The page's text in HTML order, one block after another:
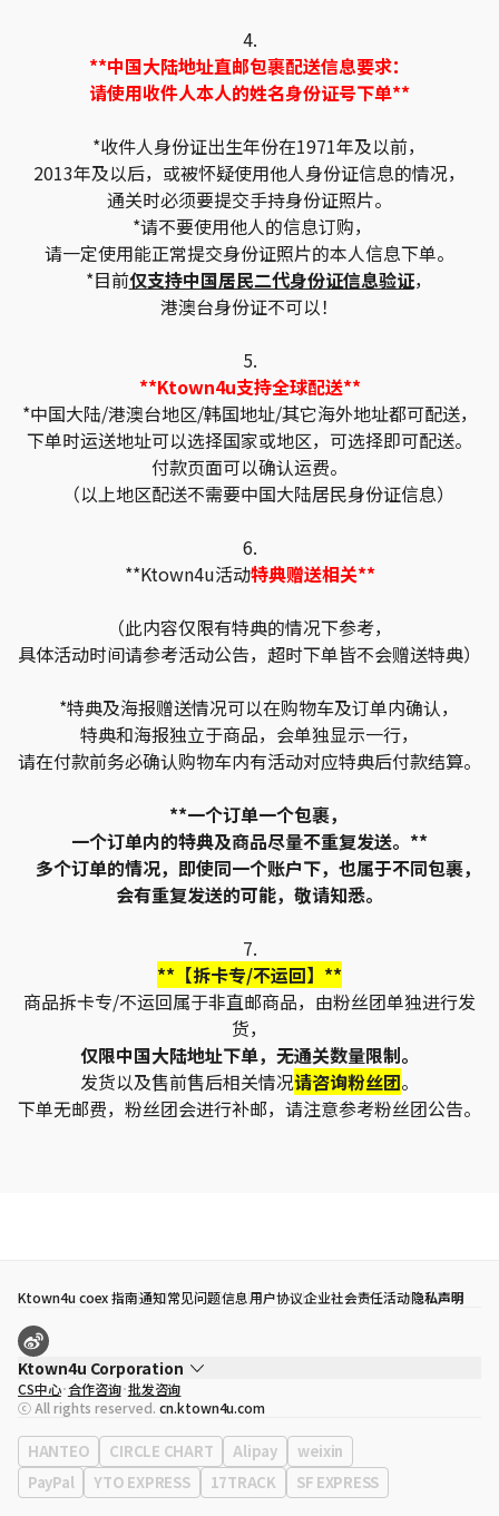
4.
**中国大陆地址直邮包裹配送信息要求：
请使用收件人本人的姓名身份证号下单**
*收件人身份证出生年份在1971年及以前，
2013年及以后，或被怀疑使用他人身份证信息的情况，
通关时必须要提交手持身份证照片。
*请不要使用他人的信息订购，
请一定使用能正常提交身份证照片的本人信息下单。
*目前仅支持中国居民二代身份证信息验证，
港澳台身份证不可以！
5.
**Ktown4u支持全球配送**
*中国大陆/港澳台地区/韩国地址/其它海外地址都可配送，
下单时运送地址可以选择国家或地区，可选择即可配送。
付款页面可以确认运费。
（以上地区配送不需要中国大陆居民身份证信息）
6.
**Ktown4u活动特典赠送相关**
（此内容仅限有特典的情况下参考，
具体活动时间请参考活动公告，超时下单皆不会赠送特典）
*特典及海报赠送情况可以在购物车及订单内确认，
特典和海报独立于商品，会单独显示一行，
请在付款前务必确认购物车内有活动对应特典后付款结算。
**一个订单一个包裹，
一个订单内的特典及商品尽量不重复发送。**
多个订单的情况，即使同一个账户下，也属于不同包裹，
会有重复发送的可能，敬请知悉。
7.
**【拆卡专/不运回】**
商品拆卡专/不运回属于非直邮商品，由粉丝团单独进行发
货，
仅限中国大陆地址下单，无通关数量限制。
发货以及售前售后相关情况请咨询粉丝团。
下单无邮费，粉丝团会进行补邮，请注意参考粉丝团公告。
Ktown4u coex 指南通知常见问题信息用户协议企业社会责任活动隐私声明
Ktown4u Corporation
代表
宋効珉
营业执照 120-87-71116
公司地址 首尔特别市 江南区 岭东大路 513号 3楼 （三成洞， coex)
CS中心 合作咨询 批发咨询
ⓒ All rights reserved. cn.ktown4u.com
HANTEO CIRCLE CHART Alipay
weixin
PayPal
YTO EXPRESS 17TRACK SF EXPRESS